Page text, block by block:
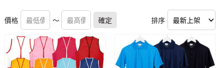
送禮不失禮！客製化禮贈品，精美實用又高雅，包裝、加
工一手包辦，省預算達效益。
用心傳遞祝福，貼心感動有一套！全省企業贈禮合作推
薦，多款精緻禮品等你挑！
價格 ～ 確定 排序